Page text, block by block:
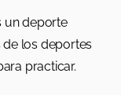
un deporte
los deportes
practicar.